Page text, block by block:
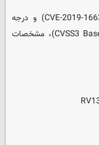
این مرکز با معرفی شناسه آسیب‌پذیری ( CVE-2019-1663) و درجه
اهمیت این آسیب‌پذیری (بحرانی CVSS3 Base Score 9.8)، مشخصات